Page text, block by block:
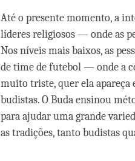
Até o presente momento, a
líderes religiosos — onde as
Nos níveis mais baixos, as
de time de futebol — onde a
muito triste, quer ela
budistas. O Buda ensinou
para ajudar uma grande
as tradições, tanto budistas